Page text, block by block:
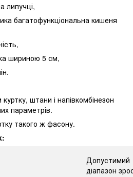
липучці,
багатофункціональна кишеня
шириною 5 см,
штани і напівкомбінезон
параметрів.
такого ж фасону.
Допустимий
діапазон